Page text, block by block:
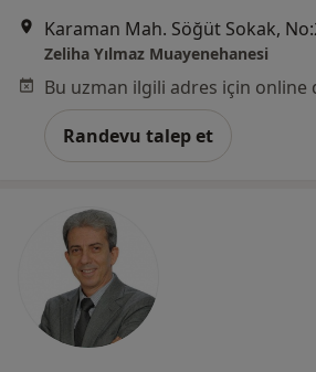
Zeliha Yılmaz Muayenehanesi
Randevu talep et